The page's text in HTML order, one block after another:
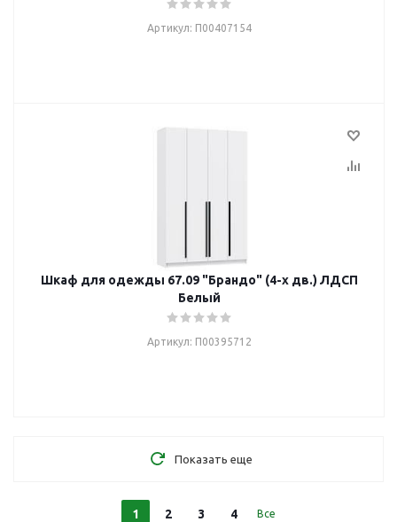
Артикул: П00407154
Шкаф для одежды 67.09 "Брандо" (4-х дв.) ЛДСП
Белый
Артикул: П00395712
Показать еще
1 2 3 4 Все